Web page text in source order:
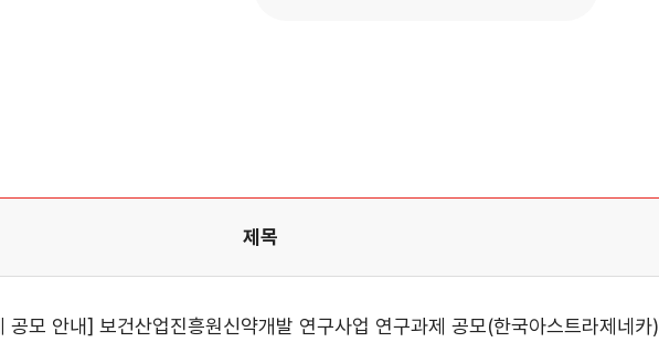
제목
공모 안내] 보건산업진흥원신약개발 연구사업 연구과제 공모(한국아스트라제네카)